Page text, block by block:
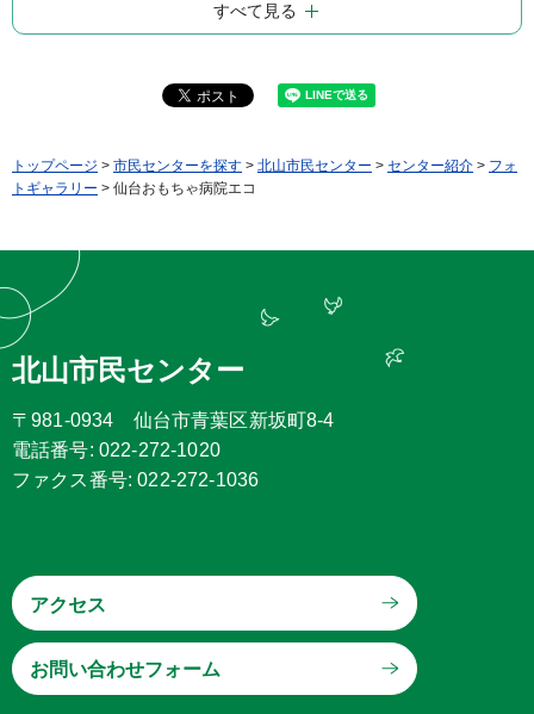
すべて見る
トップページ > 市民センターを探す > 北山市民センター > センター紹介 > フォ
トギャラリー > 仙台おもちゃ病院エコ
北山市民センター
〒981-0934 仙台市青葉区新坂町8-4
電話番号: 022-272-1020
ファクス番号: 022-272-1036
アクセス